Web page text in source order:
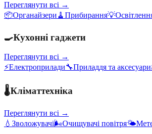
Переглянути всі →
📦Органайзери 🧹 Прибирання💡
🍳Кухонні гаджети
Переглянути всі →
⚡Електроприлади🔧Приладдя та аксесуари
🌡️Кліматтехніка
Переглянути всі →
💧 Зволожувачі🌬️Очищувачі повітря🌤️